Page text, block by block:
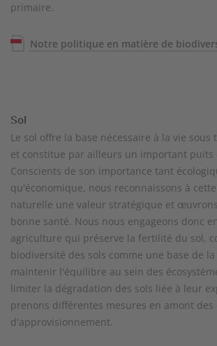
primaire.
Notre politique en matière de
Sol
Le sol offre la base nécessaire à la vie sous
et constitue par ailleurs un important puits
Conscients de son importance tant
qu'économique, nous reconnaissons à
naturelle une valeur stratégique et
bonne santé. Nous nous engageons donc
agriculture qui préserve la fertilité du sol,
biodiversité des sols comme une base de
maintenir l'équilibre au sein des
limiter la dégradation des sols liée à leur
prenons différentes mesures en amont des
d'approvisionnement.